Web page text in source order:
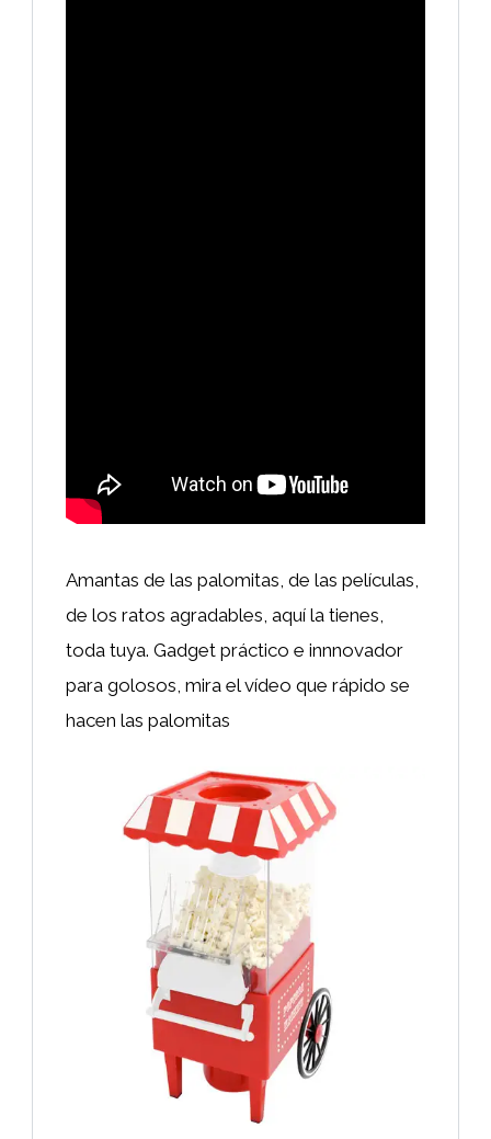
Amantas de las palomitas, de las películas,
de los ratos agradables, aquí la tienes,
toda tuya. Gadget práctico e innnovador
para golosos, mira el vídeo que rápido se
hacen las palomitas